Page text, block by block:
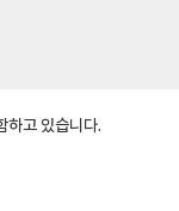
하고 있습니다.